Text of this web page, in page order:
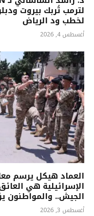
لترمب تُربك بيروت
لخطب ود الرياض
أغسطس 4, 2026
العماد هيكل يرسم
الإسرائيلية هي
الجيش.. والمواطنون
أغسطس 3, 2026